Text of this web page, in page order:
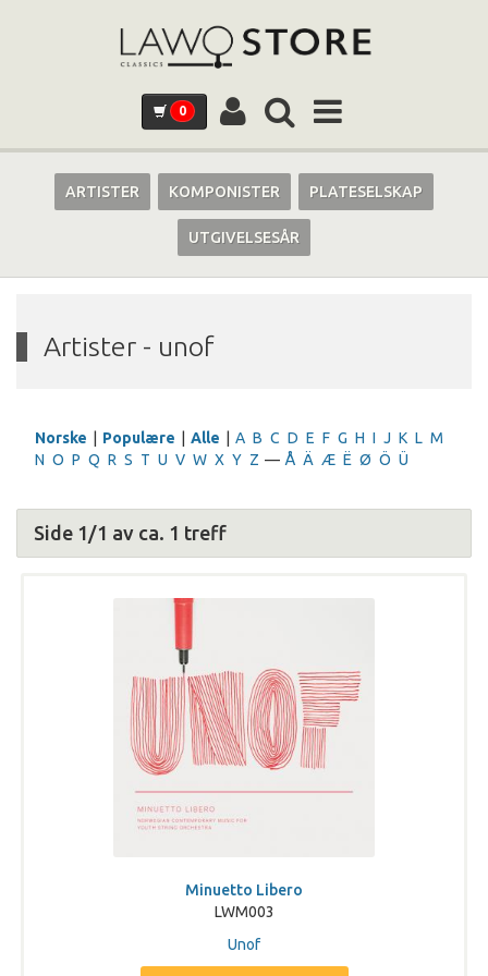
0
ARTISTER KOMPONISTER PLATESELSKAP
UTGIVELSESÅR
Artister - unof
Norske Populære Alle A B C D E F G H I J K L M
N O P Q R S T U V W X Y Z — Å Ä Æ Ë Ø Ö Ü
Side 1/1 av ca. 1 treff
Minuetto Libero
LWM003
Unof